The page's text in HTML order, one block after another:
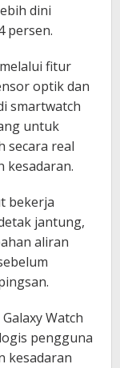
dini
persen.
fitur
optik dan
smartwatch
untuk
secara real
kesadaran.
bekerja
jantung,
aliran
Watch
pengguna
kesadaran